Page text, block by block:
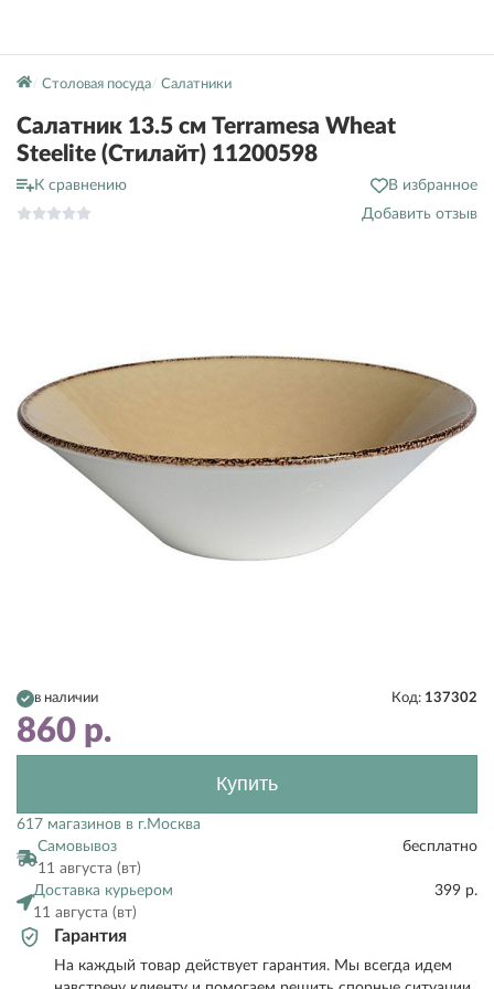
Столовая посуда Салатники
Салатник 13.5 см Terramesa Wheat
Steelite (Стилайт) 11200598
К сравнению
В избранное
Добавить отзыв
в наличии Код: 137302
860 р.
Купить
617 магазинов в г.Москва
Самовывоз
11 августа (вт)
бесплатно
Доставка курьером
11 августа (вт)
399 р.
Гарантия
На каждый товар действует гарантия. Мы всегда идем